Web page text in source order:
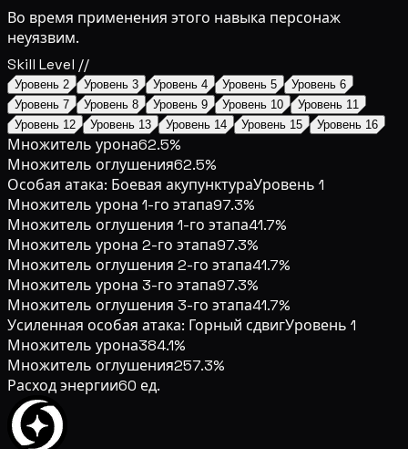
Во время применения этого навыка персонаж
неуязвим.
Skill Level //
Уровень 2 Уровень 3 Уровень 4 Уровень 5
Уровень 6
Уровень 7
Уровень 8 Уровень 9 Уровень 10
Уровень 11
Уровень 12
Уровень 13 Уровень 14 Уровень 15 Уровень 16
Множитель урона62.5%
Множитель оглушения62.5%
Особая атака: Боевая акупунктураУровень 1
Множитель урона 1-го этапа97.3%
Множитель оглушения 1-го этапа41.7%
Множитель урона 2-го этапа97.3%
Множитель оглушения 2-го этапа41.7%
Множитель урона 3-го этапа97.3%
Множитель оглушения 3-го этапа41.7%
Усиленная особая атака: Горный сдвигУровень 1
Множитель урона384.1%
Множитель оглушения257.3%
Расход энергии60 ед.